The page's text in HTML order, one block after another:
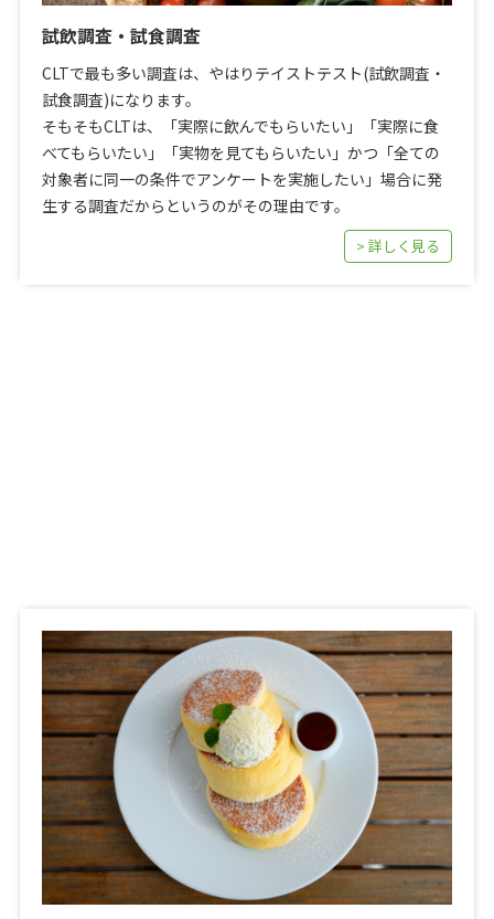
試飲調査・試食調査
CLTで最も多い調査は、やはりテイストテスト(試飲調査・
試食調査)になります。
そもそもCLTは、「実際に飲んでもらいたい」「実際に食
べてもらいたい」「実物を見てもらいたい」かつ「全ての
対象者に同一の条件でアンケートを実施したい」場合に発
生する調査だからというのがその理由です。
> 詳しく見る